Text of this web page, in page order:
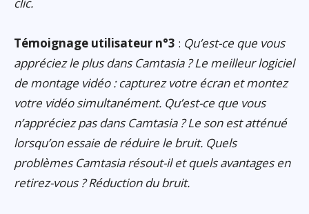
Témoignage utilisateur n°3 : Qu’est-ce que vous
appréciez le plus dans Camtasia ? Le meilleur logiciel
de montage vidéo : capturez votre écran et montez
votre vidéo simultanément. Qu’est-ce que vous
n’appréciez pas dans Camtasia ? Le son est atténué
lorsqu’on essaie de réduire le bruit. Quels
problèmes Camtasia résout-il et quels avantages en
retirez-vous ? Réduction du bruit.